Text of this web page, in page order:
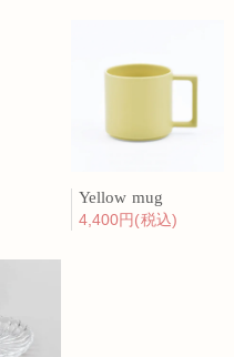
Yellow mug
4,400円(税込)